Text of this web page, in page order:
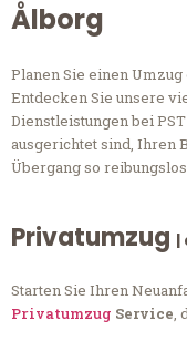
Ålborg
Planen Sie einen
Entdecken Sie unsere
Dienstleistungen bei
ausgerichtet sind, Ihren
Übergang so
Privatumzug |
Starten Sie Ihren
Privatumzug Service,